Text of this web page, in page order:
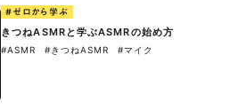
#ゼロから学ぶ
きつねASMRと学ぶASMRの始め方
#ASMR #きつねASMR #マイク